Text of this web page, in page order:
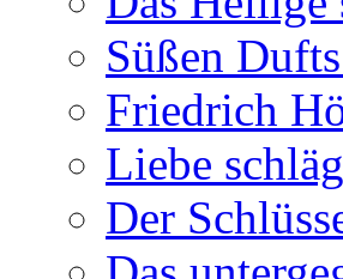
Süßen
Friedrich
Liebe
Der